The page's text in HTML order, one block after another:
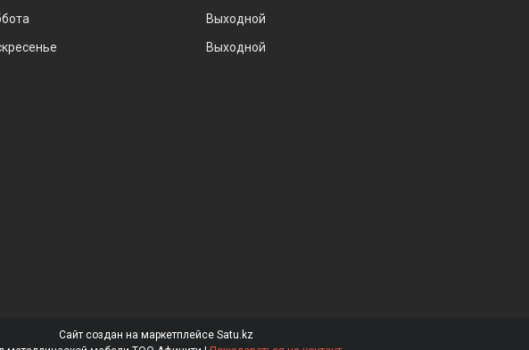
Выходной
Выходной
Сайт создан на маркетплейсе Satu.kz